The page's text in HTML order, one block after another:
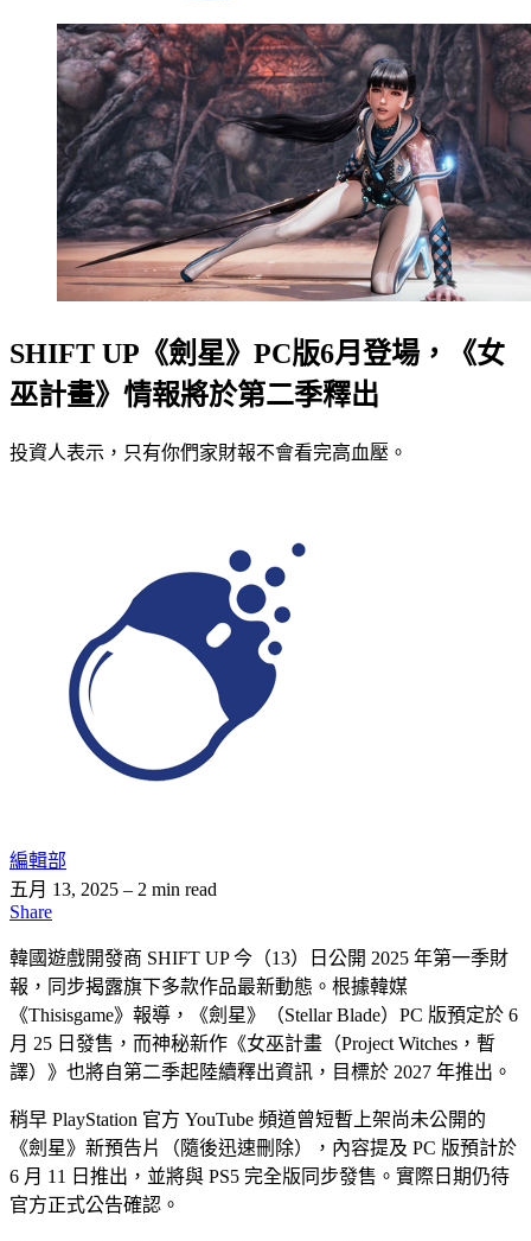
SHIFT UP《劍星》PC版6月登場，《女
巫計畫》情報將於第二季釋出
投資人表示，只有你們家財報不會看完高血壓。
編輯部
五月 13, 2025 – 2 min read
Share
韓國遊戲開發商 SHIFT UP 今（13）日公開 2025 年第一季財
報，同步揭露旗下多款作品最新動態。根據韓媒
《Thisisgame》報導，《劍星》（Stellar Blade）PC 版預定於 6
月 25 日發售，而神秘新作《女巫計畫（Project Witches，暫
譯）》也將自第二季起陸續釋出資訊，目標於 2027 年推出。
稍早 PlayStation 官方 YouTube 頻道曾短暫上架尚未公開的
《劍星》新預告片（隨後迅速刪除），內容提及 PC 版預計於
6 月 11 日推出，並將與 PS5 完全版同步發售。實際日期仍待
官方正式公告確認。